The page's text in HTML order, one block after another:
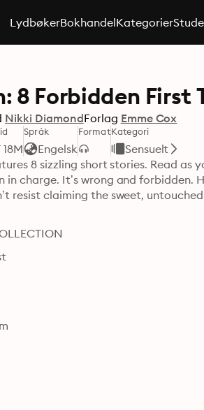
LydbøkerBokhandelKategorier
8 Forbidden First
Nikki DiamondForlag Emme Cox
Språk
Engelsk
FormatKategori
Sensuelt
8 sizzling short stories. Read
in charge. It’s wrong and forbidden.
resist claiming the sweet,